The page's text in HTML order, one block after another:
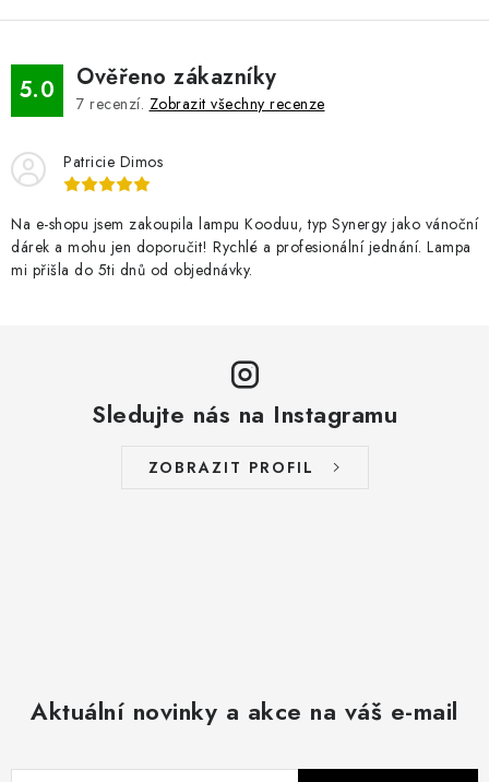
5.0 Ověřeno zákazníky
7 recenzí. Zobrazit všechny recenze
Patricie Dimos
Na e-shopu jsem zakoupila lampu Kooduu, typ Synergy jako vánoční
dárek a mohu jen doporučit! Rychlé a profesionální jednání. Lampa
mi přišla do 5ti dnů od objednávky.
Sledujte nás na Instagramu
ZOBRAZIT PROFIL
Aktuální novinky a akce na váš e-mail